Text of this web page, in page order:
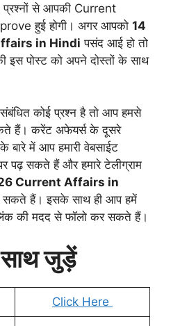
से आपकी Current
हुई होगी। अगर आपको 14
in Hindi पसंद आई हो तो
पोस्ट को अपने दोस्तों के साथ
कोई प्रश्न है तो आप हमसे
हैं। करेंट अफेयर्स के दूसरे
में आप हमारी वेबसाईट
पढ़ सकते हैं और हमारे टेलीग्राम
Current Affairs in
सकते हैं। इसके साथ ही आप हमें
की मदद से फॉलो कर सकते हैं।
साथ जुड़ें
Click Here